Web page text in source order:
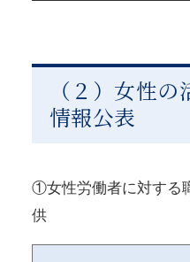
（２）女性
情報公表
①女性労働者に対する
供